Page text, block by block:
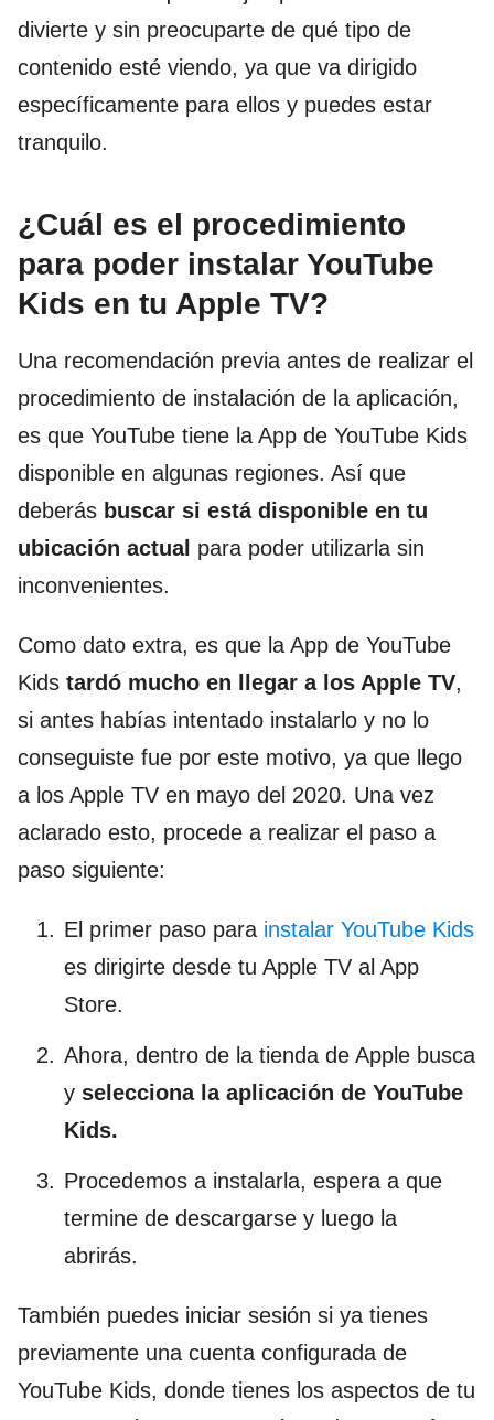
divierte y sin preocuparte de qué tipo de
contenido esté viendo, ya que va dirigido
específicamente para ellos y puedes estar
tranquilo.
¿Cuál es el procedimiento
para poder instalar YouTube
Kids en tu Apple TV?
Una recomendación previa antes de realizar el
procedimiento de instalación de la aplicación,
es que YouTube tiene la App de YouTube Kids
disponible en algunas regiones. Así que
deberás buscar si está disponible en tu
ubicación actual para poder utilizarla sin
inconvenientes.
Como dato extra, es que la App de YouTube
Kids tardó mucho en llegar a los Apple TV,
si antes habías intentado instalarlo y no lo
conseguiste fue por este motivo, ya que llego
a los Apple TV en mayo del 2020. Una vez
aclarado esto, procede a realizar el paso a
paso siguiente:
El primer paso para instalar YouTube Kids
es dirigirte desde tu Apple TV al App
Store.
Ahora, dentro de la tienda de Apple busca
y selecciona la aplicación de YouTube
Kids.
Procedemos a instalarla, espera a que
termine de descargarse y luego la
abrirás.
También puedes iniciar sesión si ya tienes
previamente una cuenta configurada de
YouTube Kids, donde tienes los aspectos de tu